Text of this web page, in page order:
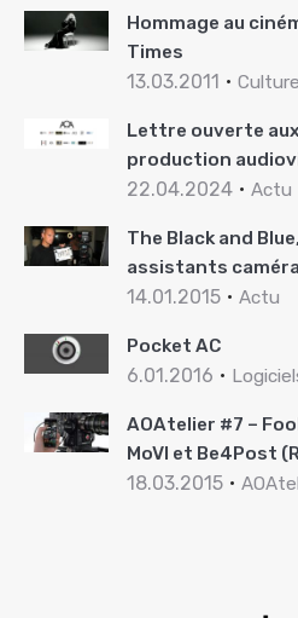
Hommage au
Times
13.03.2011 Culture
Lettre ouverte
production
22.04.2024 Actu
The Black and
assistants caméra
14.01.2015 Actu
Pocket AC
6.01.2016
AOAtelier #7 –
MoVI et Be4Post
18.03.2015